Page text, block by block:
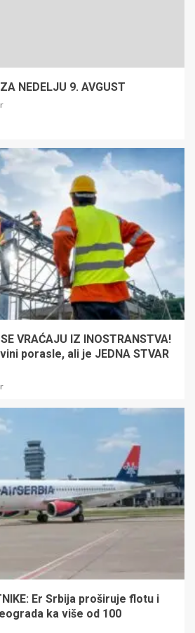
NEDELJU 9. AVGUST
VRAĆAJU IZ INOSTRANSTVA!
porasle, ali je JEDNA STVAR
Er Srbija proširuje flotu i
ka više od 100